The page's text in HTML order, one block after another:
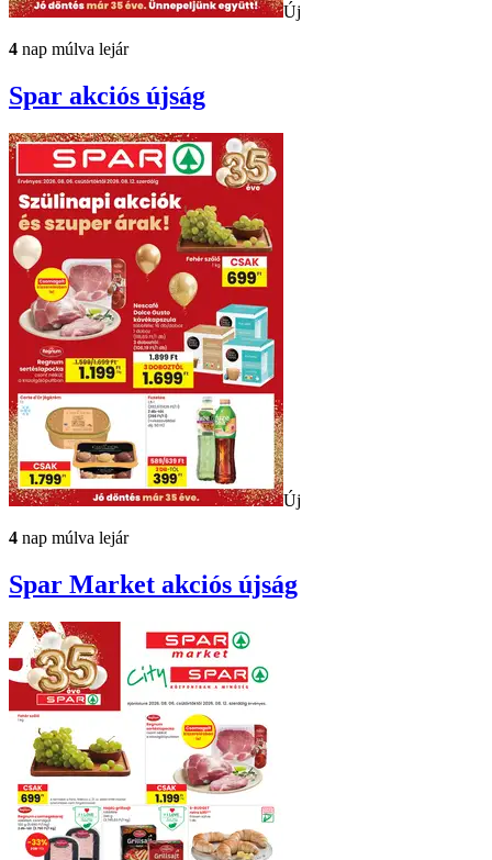
Új
4 nap múlva lejár
Spar akciós újság
Új
4 nap múlva lejár
Spar Market akciós újság